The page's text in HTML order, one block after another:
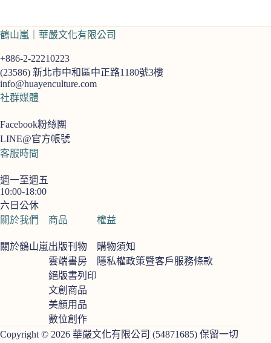
關於我們
關於鶴山嵐
商品
出版刊物
雲端書房
絕版書列印
文創商品
美顏用品
數位創作
權益
購物須知
隱私權政策暨客戶服務條款
鶴山嵐｜華嚴文化有限公司
+886-2-22210223
(23586) 新北市中和區中正路1180號3樓
info@huayenculture.com
社群媒體
Facebook粉絲團
LINE@官方帳號
客服時間
週一至週五
10:00-18:00
六日公休
Copyright © 2026 華嚴文化有限公司 (54871685) 保留一切